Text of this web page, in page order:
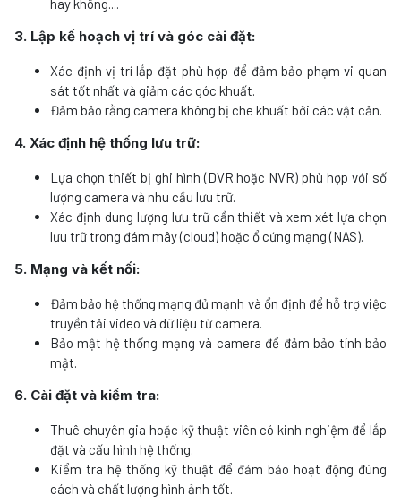
hay không....
3. Lập kế hoạch vị trí và góc cài đặt:
Xác định vị trí lắp đặt phù hợp để đảm bảo phạm vi quan
sát tốt nhất và giảm các góc khuất.
Đảm bảo rằng camera không bị che khuất bởi các vật cản.
4. Xác định hệ thống lưu trữ:
Lựa chọn thiết bị ghi hình (DVR hoặc NVR) phù hợp với số
lượng camera và nhu cầu lưu trữ.
Xác định dung lượng lưu trữ cần thiết và xem xét lựa chọn
lưu trữ trong đám mây (cloud) hoặc ổ cứng mạng (NAS).
5. Mạng và kết nối:
Đảm bảo hệ thống mạng đủ mạnh và ổn định để hỗ trợ việc
truyền tải video và dữ liệu từ camera.
Bảo mật hệ thống mạng và camera để đảm bảo tính bảo
mật.
6. Cài đặt và kiểm tra:
Thuê chuyên gia hoặc kỹ thuật viên có kinh nghiệm để lắp
đặt và cấu hình hệ thống.
Kiểm tra hệ thống kỹ thuật để đảm bảo hoạt động đúng
cách và chất lượng hình ảnh tốt.